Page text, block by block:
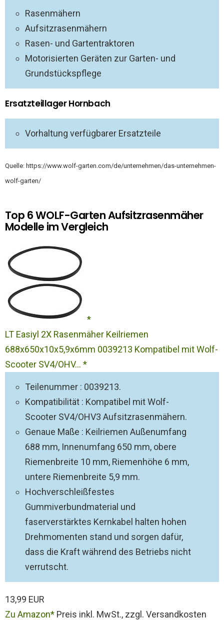
Rasenmähern
Aufsitzrasenmähern
Rasen- und Gartentraktoren
Motorisierten Geräten zur Garten- und
Grundstückspflege
Ersatzteillager Hornbach
Vorhaltung verfügbarer Ersatzteile
Quelle: https://www.wolf-garten.com/de/unternehmen/das-unternehmen-
wolf-garten/
Top 6 WOLF-Garten Aufsitzrasenmäher
Modelle im Vergleich
LT Easiyl 2X Rasenmäher Keilriemen
688x650x10x5,9x6mm 0039213 Kompatibel mit Wolf-
Scooter SV4/OHV...
Teilenummer : 0039213.
Kompatibilität : Kompatibel mit Wolf-
Scooter SV4/OHV3 Aufsitzrasenmähern.
Genaue Maße : Keilriemen Außenumfang
688 mm, Innenumfang 650 mm, obere
Riemenbreite 10 mm, Riemenhöhe 6 mm,
untere Riemenbreite 5,9 mm.
Hochverschleißfestes
Gummiverbundmaterial und
faserverstärktes Kernkabel halten hohen
Drehmomenten stand und sorgen dafür,
dass die Kraft während des Betriebs nicht
verrutscht.
13,99 EUR
Zu Amazon
Preis inkl. MwSt., zzgl. Versandkosten